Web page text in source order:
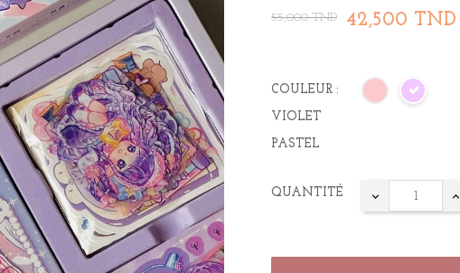
55,000 TND 42,500 TND
COULEUR :
VIOLET
PASTEL
QUANTITÉ